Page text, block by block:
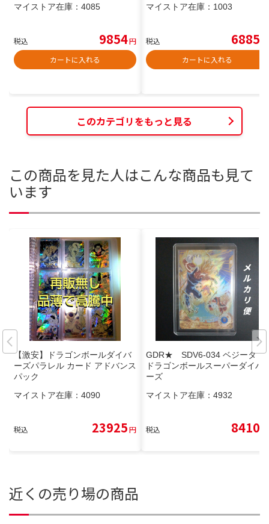
マイストア在庫： 4085
税込 9854円
カートに入れる
マイストア在庫： 1003
税込 6885
カートに入れる
このカテゴリをもっと見る
この商品を見た人はこんな商品も見て
います
【激安】ドラゴンボールダイバ
ーズパラレル カード アドバンス
パック
マイストア在庫： 4090
税込 23925円
GDR★ SDV6-034 ベジータ
ドラゴンボールスーパーダイバ
ーズ
マイストア在庫： 4932
税込 8410
近くの売り場の商品